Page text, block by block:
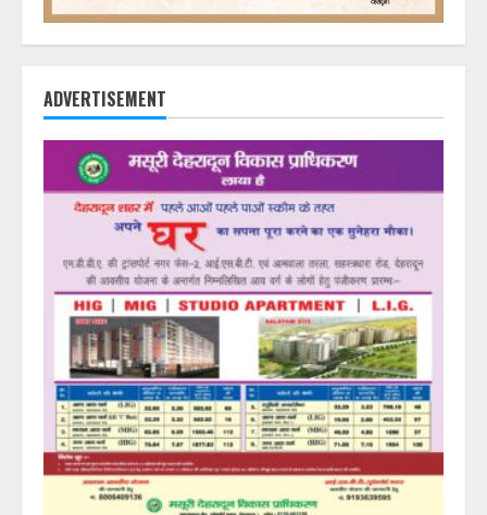
ADVERTISEMENT